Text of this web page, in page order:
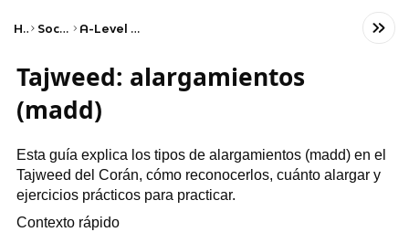
Home Social Studies A-Level Religious Studies
Tajweed: alargamientos
(madd)
Esta guía explica los tipos de alargamientos (madd) en el
Tajweed del Corán, cómo reconocerlos, cuánto alargar y
ejercicios prácticos para practicar.
Contexto rápido